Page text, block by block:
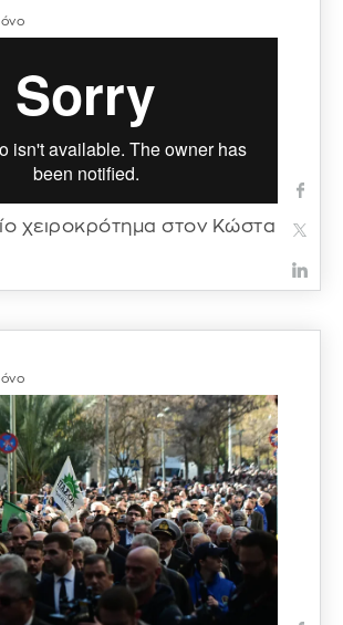
χειροκρότημα στον Κώστα